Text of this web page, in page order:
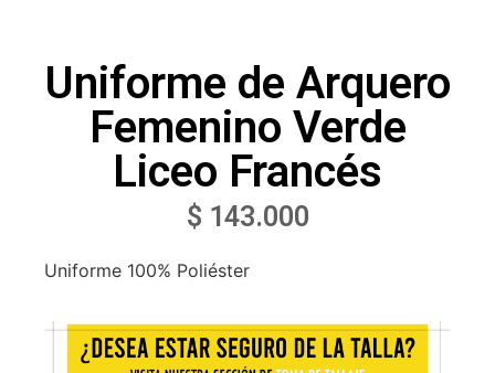
Uniforme de Arquero
Femenino Verde
Liceo Francés
$ 143.000
Uniforme 100% Poliéster